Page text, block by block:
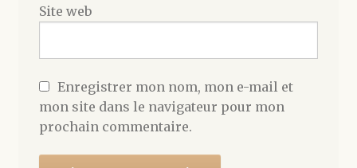
Site web
Enregistrer mon nom, mon e-mail et
mon site dans le navigateur pour mon
prochain commentaire.